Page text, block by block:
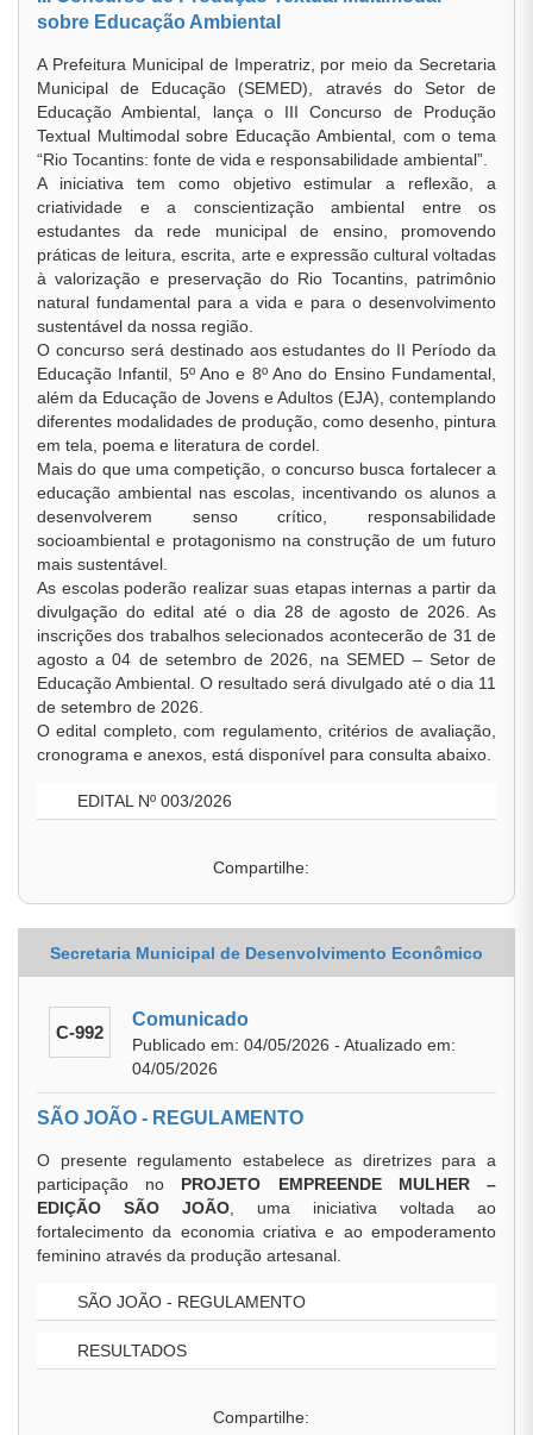
sobre Educação Ambiental
A Prefeitura Municipal de Imperatriz, por meio da Secretaria
Municipal de Educação (SEMED), através do Setor de
Educação Ambiental, lança o III Concurso de Produção
Textual Multimodal sobre Educação Ambiental, com o tema
“Rio Tocantins: fonte de vida e responsabilidade ambiental”.
A iniciativa tem como objetivo estimular a reflexão, a
criatividade e a conscientização ambiental entre os
estudantes da rede municipal de ensino, promovendo
práticas de leitura, escrita, arte e expressão cultural voltadas
à valorização e preservação do Rio Tocantins, patrimônio
natural fundamental para a vida e para o desenvolvimento
sustentável da nossa região.
O concurso será destinado aos estudantes do II Período da
Educação Infantil, 5º Ano e 8º Ano do Ensino Fundamental,
além da Educação de Jovens e Adultos (EJA), contemplando
diferentes modalidades de produção, como desenho, pintura
em tela, poema e literatura de cordel.
Mais do que uma competição, o concurso busca fortalecer a
educação ambiental nas escolas, incentivando os alunos a
desenvolverem senso crítico, responsabilidade
socioambiental e protagonismo na construção de um futuro
mais sustentável.
As escolas poderão realizar suas etapas internas a partir da
divulgação do edital até o dia 28 de agosto de 2026. As
inscrições dos trabalhos selecionados acontecerão de 31 de
agosto a 04 de setembro de 2026, na SEMED – Setor de
Educação Ambiental. O resultado será divulgado até o dia 11
de setembro de 2026.
O edital completo, com regulamento, critérios de avaliação,
cronograma e anexos, está disponível para consulta abaixo.
EDITAL Nº 003/2026
Compartilhe:
Secretaria Municipal de Desenvolvimento Econômico
C-992
Comunicado
Publicado em: 04/05/2026 - Atualizado em:
04/05/2026
SÃO JOÃO - REGULAMENTO
O presente regulamento estabelece as diretrizes para a
participação no PROJETO EMPREENDE MULHER –
EDIÇÃO SÃO JOÃO , uma iniciativa voltada ao
fortalecimento da economia criativa e ao empoderamento
feminino através da produção artesanal.
SÃO JOÃO - REGULAMENTO
RESULTADOS
Compartilhe: